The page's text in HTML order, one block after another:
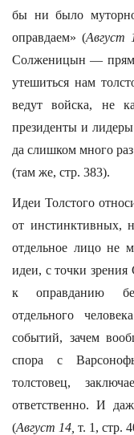
бы ни было
оправдаем» (Август
Солженицын —
утешиться нам
ведут войска, не
президенты и
да слишком много
(там же, стр. 383).
Идеи Толстого
от инстинктивных,
отдельное лицо не
идеи, с точки
к оправданию
отдельного
событий, зачем
спора с
толстовец,
ответственно. И
(Август 14, т. 1, стр.